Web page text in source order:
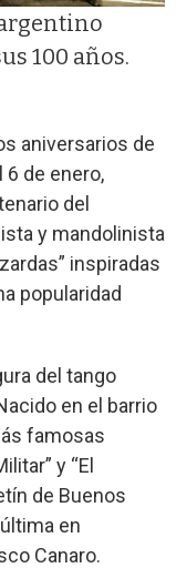
100 años.
aniversarios de
de enero,
del
y mandolinista
inspiradas
popularidad
del tango
en el barrio
famosas
y “El
de Buenos
en
Canaro.